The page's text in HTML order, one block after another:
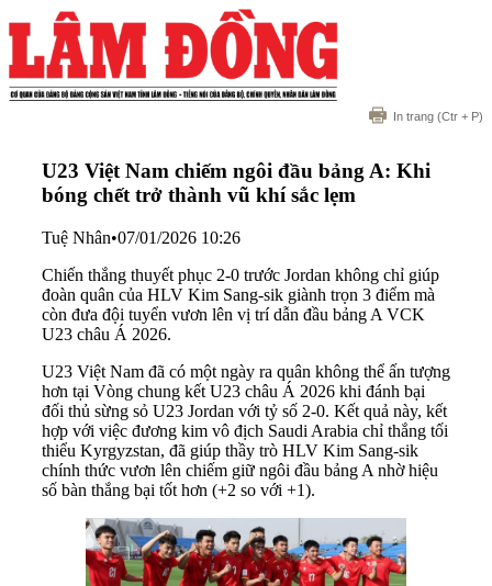
In trang (Ctr + P)
U23 Việt Nam chiếm ngôi đầu bảng A: Khi
bóng chết trở thành vũ khí sắc lẹm
Tuệ Nhân•07/01/2026 10:26
Chiến thắng thuyết phục 2-0 trước Jordan không chỉ giúp
đoàn quân của HLV Kim Sang-sik giành trọn 3 điểm mà
còn đưa đội tuyển vươn lên vị trí dẫn đầu bảng A VCK
U23 châu Á 2026.
U23 Việt Nam đã có một ngày ra quân không thể ấn tượng
hơn tại Vòng chung kết U23 châu Á 2026 khi đánh bại
đối thủ sừng sỏ U23 Jordan với tỷ số 2-0. Kết quả này, kết
hợp với việc đương kim vô địch Saudi Arabia chỉ thắng tối
thiểu Kyrgyzstan, đã giúp thầy trò HLV Kim Sang-sik
chính thức vươn lên chiếm giữ ngôi đầu bảng A nhờ hiệu
số bàn thắng bại tốt hơn (+2 so với +1).